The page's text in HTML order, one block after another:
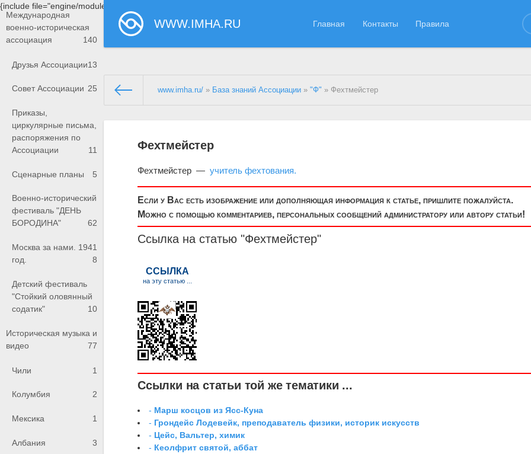
{include file="engine/modules/saperu/head.php"}
WWW.IMHA.RU Главная Контакты Правила
Международная
военно-историческая
ассоциация
140
Друзья Ассоциации13
Совет Ассоциации 25
Приказы,
циркулярные письма,
распоряжения по
Ассоциации
11
Сценарные планы 5
Военно-исторический
фестиваль "ДЕНЬ
БОРОДИНА"
62
Москва за нами. 1941
год.
8
Детский фестиваль
"Стойкий оловянный
содатик"
10
Историческая музыка и
видео
77
Чили 1
Колумбия 2
Мексика 1
Албания 3
www.imha.ru/ » База знаний Ассоциации »"Ф" » Фехтмейстер
Фехтмейстер
Фехтмейстер — учитель фехтования.
Если у Вас есть изображение или дополняющая информация к статье, пришлите пожалуйста.
Можно с помощью комментариев, персональных сообщений администратору или автору статьи!
Ссылка на статью "Фехтмейстер"
Ссылки на статьи той же тематики ...
- Марш косцов из Ясс-Куна
- Грондейс Лодевейк, преподаватель физики, историк искусств
- Цейс, Вальтер, химик
- Кеолфрит святой, аббат